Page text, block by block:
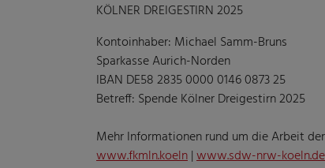
KÖLNER DREIGESTIRN 2025
Kontoinhaber: Michael Samm-Bruns
Sparkasse Aurich-Norden
IBAN DE58 2835 0000 0146 0873 25
Betreff: Spende Kölner Dreigestirn 2025
Mehr Informationen rund um die Arbeit
www.fkmln.koeln|www.sdw-nrw-koeln.de